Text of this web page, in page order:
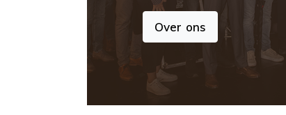
Over ons